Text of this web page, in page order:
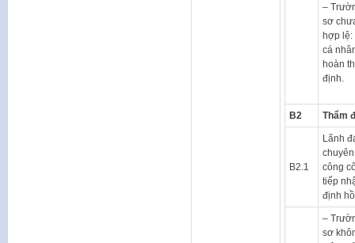
–
sơ
hợp lệ:
cá
hoàn
định.
B2 Thẩm
B2.1
Lãnh
công
tiếp
định
–
sơ